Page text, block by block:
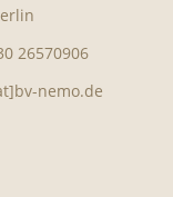
26570906
nemo.de